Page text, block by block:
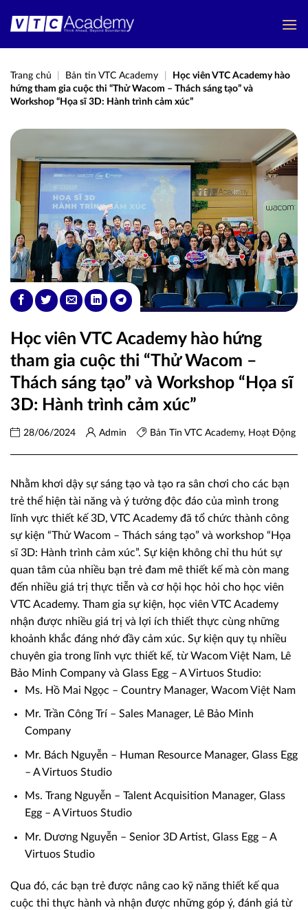
qua
Trang chủ Bản tin VTC Academy
Học viên VTC Academy hào
hứng tham gia cuộc thi “Thử Wacom – Thách sáng tạo” và
Workshop “Họa sĩ 3D: Hành trình cảm xúc”
Học viên VTC Academy hào hứng
tham gia cuộc thi “Thử Wacom –
Thách sáng tạo” và Workshop “Họa sĩ
3D: Hành trình cảm xúc”
28/06/2024 Admin Bản Tin VTC Academy, Hoạt Động
Nhằm khơi dậy sự sáng tạo và tạo ra sân chơi cho các bạn
trẻ thể hiện tài năng và ý tưởng độc đáo của mình trong
lĩnh vực thiết kế 3D, VTC Academy đã tổ chức thành công
sự kiện “Thử Wacom – Thách sáng tạo” và workshop “Họa
sĩ 3D: Hành trình cảm xúc”. Sự kiện không chỉ thu hút sự
quan tâm của nhiều bạn trẻ đam mê thiết kế mà còn mang
đến nhiều giá trị thực tiễn và cơ hội học hỏi cho học viên
VTC Academy. Tham gia sự kiện, học viên VTC Academy
nhận được nhiều giá trị và lợi ích thiết thực cùng những
khoảnh khắc đáng nhớ đầy cảm xúc. Sự kiện quy tụ nhiều
chuyên gia trong lĩnh vực thiết kế, từ Wacom Việt Nam, Lê
Bảo Minh Company và Glass Egg – A Virtuos Studio:
Ms. Hồ Mai Ngọc – Country Manager, Wacom Việt Nam
Mr. Trần Công Trí – Sales Manager, Lê Bảo Minh
Company
Mr. Bách Nguyễn – Human Resource Manager, Glass Egg
– A Virtuos Studio
Ms. Trang Nguyễn – Talent Acquisition Manager, Glass
Egg – A Virtuos Studio
Mr. Dương Nguyễn – Senior 3D Artist, Glass Egg – A
Virtuos Studio
Qua đó, các bạn trẻ được nâng cao kỹ năng thiết kế qua
cuộc thi thực hành và nhận được những góp ý, đánh giá từ